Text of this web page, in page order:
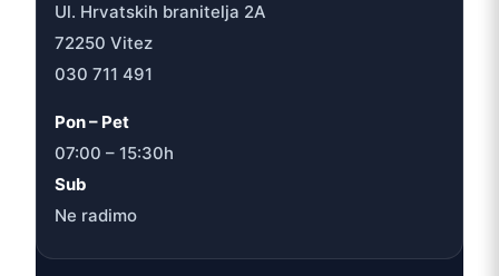
Ul. Hrvatskih branitelja 2A
72250 Vitez
030 711 491
Pon – Pet
07:00 – 15:30h
Sub
Ne radimo